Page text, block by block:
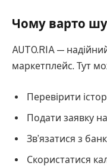
Чому варто
AUTO.RIA —
маркетплейс. Тут
Перевірити
Подати заявку
Зв’язатися з
Скористатися